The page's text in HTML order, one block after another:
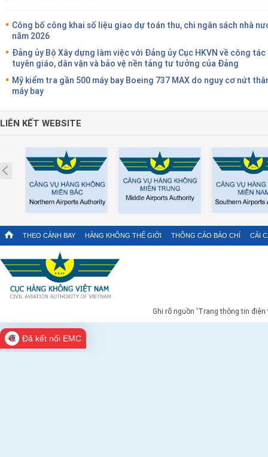
Công bố công khai số liệu giao dự toán thu, chi ngân sách nhà
năm 2026
Đảng ủy Bộ Xây dựng làm việc với Đảng ủy Cục HKVN về công tác
tuyên giáo, dân vận và bảo vệ nền tảng tư tưởng của Đảng
Mỹ kiểm tra gần 500 máy bay Boeing 737 MAX do nguy cơ nứt
máy bay
LIÊN KẾT WEBSITE
Prev
THEO CÁNH BAY HÀNG KHÔNG THẾ GIỚI THÔNG CÁO BÁO CHÍ CẢI
Ghi rõ nguồn 'Trang thông tin
Đã kết nối EMC